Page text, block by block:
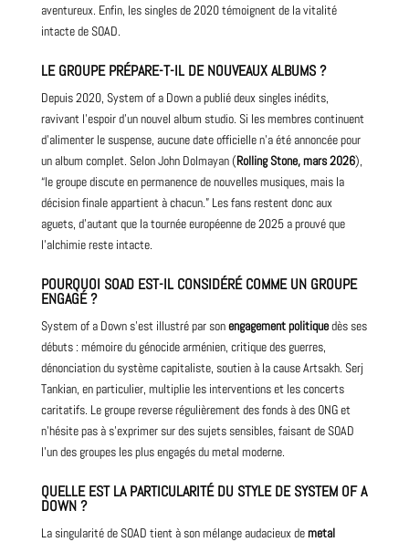
aventureux. Enfin, les singles de 2020 témoignent de la vitalité
intacte de SOAD.
LE GROUPE PRÉPARE-T-IL DE NOUVEAUX ALBUMS ?
Depuis 2020, System of a Down a publié deux singles inédits,
ravivant l’espoir d’un nouvel album studio. Si les membres continuent
d’alimenter le suspense, aucune date officielle n’a été annoncée pour
un album complet. Selon John Dolmayan (Rolling Stone, mars 2026),
“le groupe discute en permanence de nouvelles musiques, mais la
décision finale appartient à chacun.” Les fans restent donc aux
aguets, d’autant que la tournée européenne de 2025 a prouvé que
l’alchimie reste intacte.
POURQUOI SOAD EST-IL CONSIDÉRÉ COMME UN GROUPE
ENGAGÉ ?
System of a Down s’est illustré par sonengagement politiquedès ses
débuts : mémoire du génocide arménien, critique des guerres,
dénonciation du système capitaliste, soutien à la cause Artsakh. Serj
Tankian, en particulier, multiplie les interventions et les concerts
caritatifs. Le groupe reverse régulièrement des fonds à des ONG et
n’hésite pas à s’exprimer sur des sujets sensibles, faisant de SOAD
l’un des groupes les plus engagés du metal moderne.
QUELLE EST LA PARTICULARITÉ DU STYLE DE SYSTEM OF A
DOWN ?
La singularité de SOAD tient à son mélange audacieux demetal